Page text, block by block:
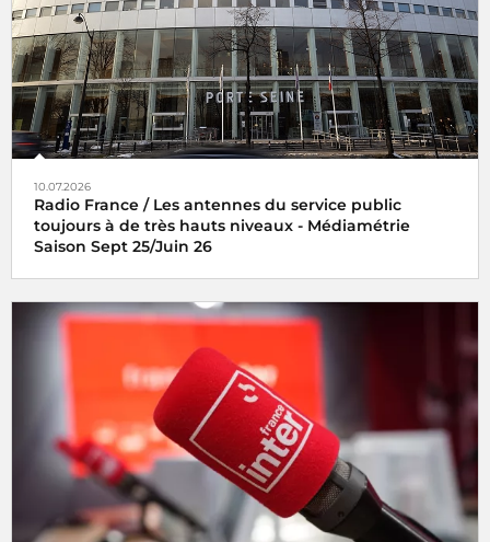
10.07.2026
Radio France / Les antennes du service public
toujours à de très hauts niveaux - Médiamétrie
Saison Sept 25/Juin 26